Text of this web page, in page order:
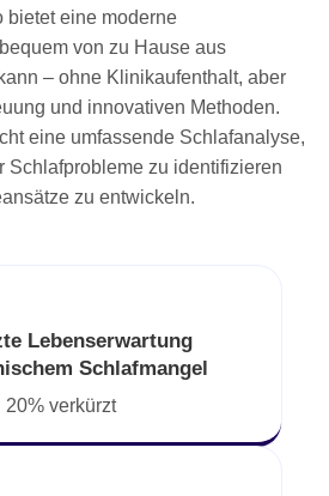
bietet eine moderne
von zu Hause aus
– ohne Klinikaufenthalt, aber
und innovativen Methoden.
eine umfassende Schlafanalyse,
Schlafprobleme zu identifizieren
zu entwickeln.
Lebenserwartung
Schlafmangel
20% verkürzt